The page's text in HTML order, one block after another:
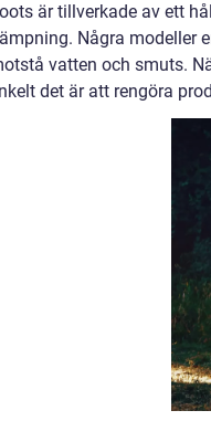
är tillverkade av ett
Några modeller
vatten och smuts.
det är att rengöra